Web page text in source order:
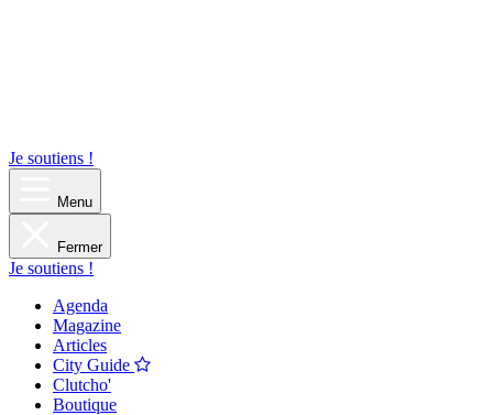
Je soutiens !
Menu
Fermer
Je soutiens !
Agenda
Magazine
Articles
City Guide
Clutcho'
Boutique